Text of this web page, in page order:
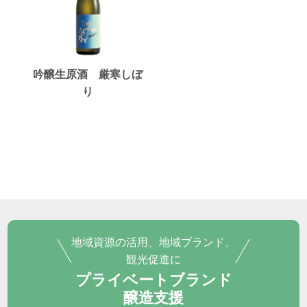
吟醸生原酒 厳寒しぼ
り
地域資源の活用、地域ブランド、
観光促進に
プライベートブランド
醸造支援